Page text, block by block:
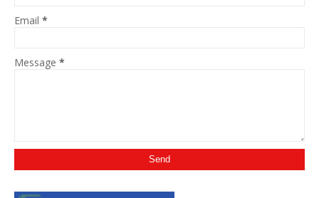
Email *
Message *